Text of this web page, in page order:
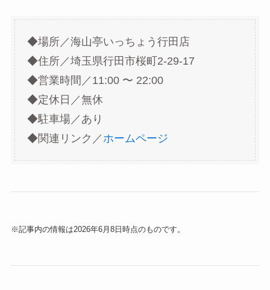
◆場所／海山亭いっちょう行田店
◆住所／埼玉県行田市桜町2-29-17
◆営業時間／11:00 〜 22:00
◆定休日／無休
◆駐車場／あり
◆関連リンク／ ホームページ
※記事内の情報は2026年6月8日時点のものです。